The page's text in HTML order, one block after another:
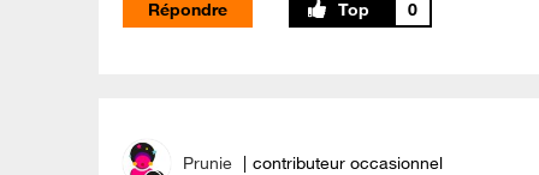
Répondre 0
Prunie contributeur occasionnel